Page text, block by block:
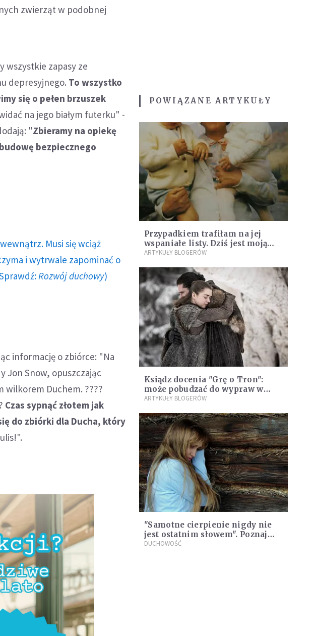
zwierząt w podobnej
wszystkie zapasy ze
depresyjnego. To wszystko
się o pełen brzuszek
na jego białym futerku" -
"Zbieramy na opiekę
bezpiecznego
Musi się wciąż
i wytrwale zapominać o
Rozwój duchowy)
informację o zbiórce: "Na
Jon Snow, opuszczając
wilkorem Duchem. ????
Czas sypnąć złotem jak
do zbiórki dla Ducha, który
POWIĄZANE ARTYKUŁY
Przypadkiem trafiłam na jej
wspaniałe listy. Dziś jest moją
patronką z bierzmowania
ARTYKUŁY BLOGERÓW
Ksiądz docenia "Grę o Tron":
może pobudzać do wypraw w
fascynujące zakamarki teologii.
ARTYKUŁY BLOGERÓW
"Samotne cierpienie nigdy nie
jest ostatnim słowem". Poznaj
patrona ludzi samotnych
DUCHOWOŚĆ